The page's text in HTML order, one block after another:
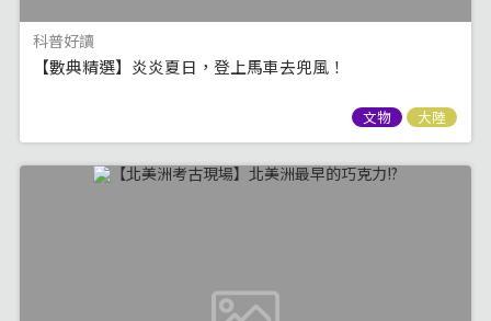
科普好讀
【數典精選】炎炎夏日，登上馬車去兜風！
文物 大陸